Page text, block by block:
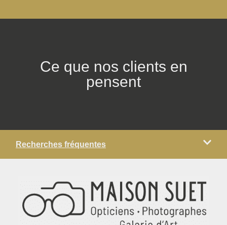
Ce que nos clients en
pensent
Recherches fréquentes